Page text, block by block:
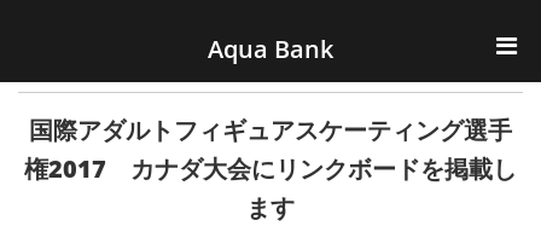
Aqua Bank
TOP
KENCOS・eye-cos
国際アダルトフィギュアスケーティング選手
権2017 カナダ大会にリンクボードを掲載し
ます